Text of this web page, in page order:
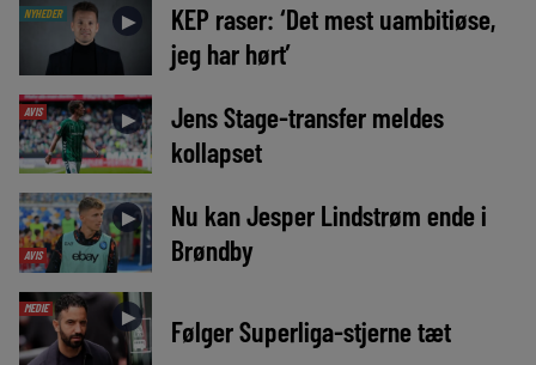
NYHEDER ►
KEP raser: ‘Det mest uambitiøse,
jeg har hørt’
AVIS ►
Jens Stage-transfer meldes
kollapset
AVIS
►
Nu kan Jesper Lindstrøm ende i
Brøndby
MEDIE ► Følger Superliga-stjerne tæt